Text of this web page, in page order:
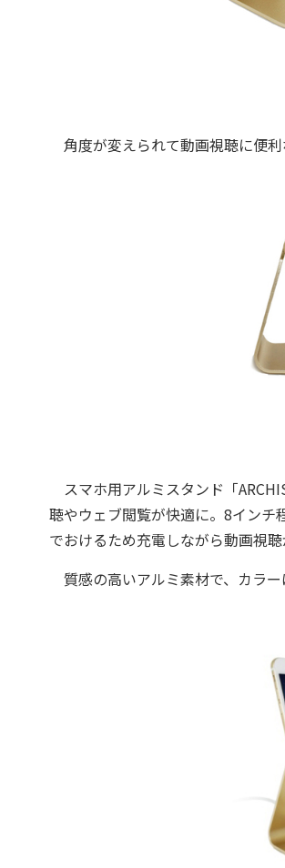
角度が変えられて動画視聴に便利
スマホ用アルミスタンド「
聴やウェブ閲覧が快適に。8インチ
でおけるため充電しながら動画視聴
質感の高いアルミ素材で、カラ